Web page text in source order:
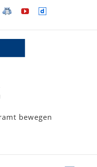
LehramtsWiki
YouTubeDailymotion
bewegen